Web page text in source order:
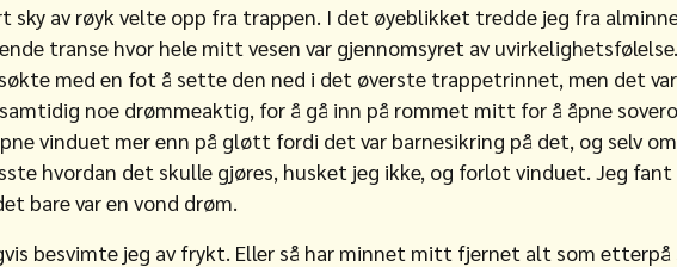
sky av røyk velte opp fra trappen. I det øyeblikket tredde jeg fra
transe hvor hele mitt vesen var gjennomsyret av
med en fot å sette den ned i det øverste trappetrinnet, men det
noe drømmeaktig, for å gå inn på rommet mitt for å åpne
vinduet mer enn på gløtt fordi det var barnesikring på det, og selv
hvordan det skulle gjøres, husket jeg ikke, og forlot vinduet. Jeg fant
bare var en vond drøm.
besvimte jeg av frykt. Eller så har minnet mitt fjernet alt som etterpå